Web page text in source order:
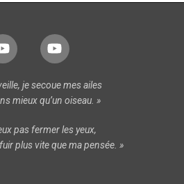
je secoue mes ailes
mieux qu’un oiseau. »
pas fermer les yeux,
plus vite que ma pensée. »